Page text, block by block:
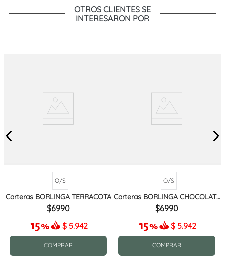
OTROS CLIENTES SE
INTERESARON POR
O/S
Carteras BORLINGA TERRACOTA
6990
$ 5.942
COMPRAR
O/S
Carteras BORLINGA CHOCOLATE
MIX
6990
$ 5.942
COMPRAR